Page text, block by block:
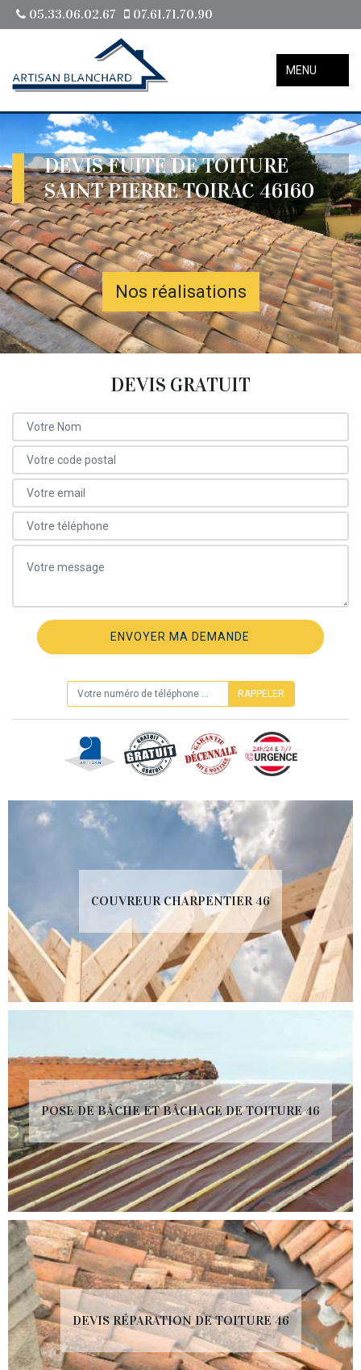
05.33.06.02.67 07.61.71.70.90
MENU
DEVIS FUITE DE TOITURE
SAINT PIERRE TOIRAC 46160
Nos réalisations
DEVIS GRATUIT
COUVREUR CHARPENTIER 46
POSE DE BÂCHE ET BÂCHAGE DE TOITURE 46
DEVIS RÉPARATION DE TOITURE 46